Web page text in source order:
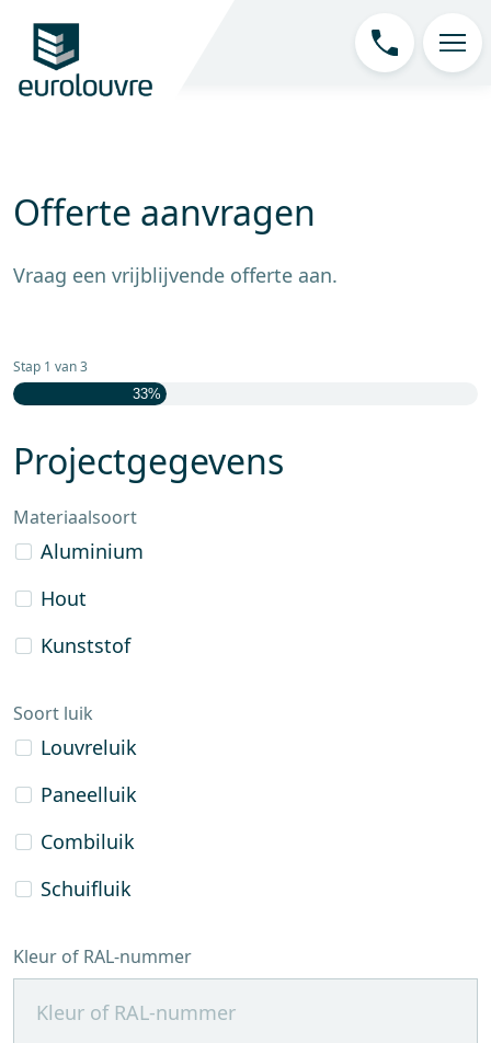
Offerte aanvragen
Vraag een vrijblijvende offerte aan.
Stap 1 van3
33%
Projectgegevens
Materiaalsoort
Aluminium
Hout
Kunststof
Soort luik
Louvreluik
Paneelluik
Combiluik
Schuifluik
Kleur of RAL-nummer